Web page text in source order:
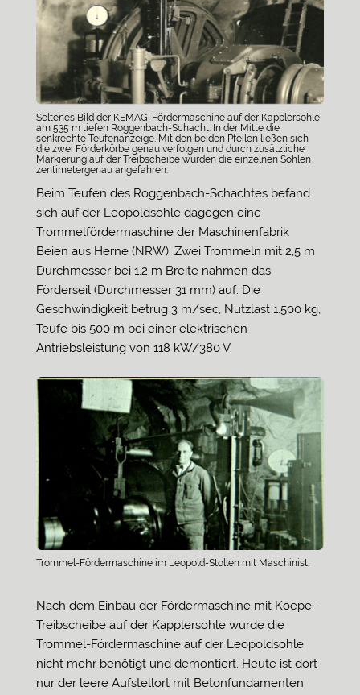
Seltenes Bild der KEMAG-Fördermaschine auf der Kapplersohle
am 535 m tiefen Roggenbach-Schacht: In der Mitte die
senkrechte Teufenanzeige. Mit den beiden Pfeilen ließen sich
die zwei Förderkörbe genau verfolgen und durch zusätzliche
Markierung auf der Treibscheibe wurden die einzelnen Sohlen
zentimetergenau angefahren.
Beim Teufen des Roggenbach-Schachtes befand
sich auf der Leopoldsohle dagegen eine
Trommelfördermaschine der Maschinenfabrik
Beien aus Herne (NRW). Zwei Trommeln mit 2,5 m
Durchmesser bei 1,2 m Breite nahmen das
Förderseil (Durchmesser 31 mm) auf. Die
Geschwindigkeit betrug 3 m/sec, Nutzlast 1.500 kg,
Teufe bis 500 m bei einer elektrischen
Antriebsleistung von 118 kW/380 V.
Trommel-Fördermaschine im Leopold-Stollen mit Maschinist.
Nach dem Einbau der Fördermaschine mit Koepe-
Treibscheibe auf der Kapplersohle wurde die
Trommel-Fördermaschine auf der Leopoldsohle
nicht mehr benötigt und demontiert. Heute ist dort
nur der leere Aufstellort mit Betonfundamenten